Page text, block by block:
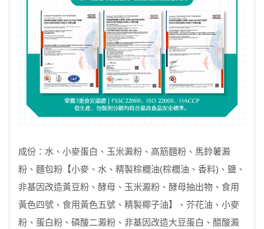
成份：水、小麥蛋白、玉米澱粉、高筋麵粉、馬鈴薯澱
粉、麵包粉【小麥、水、精製棕櫚油(棕櫚油、香料)、鹽、
非基因改造黃豆粉、酵母、玉米澱粉、酵母抽出物、食用
黃色四號、食用黃色五號、精製椰子油】、芥花油、小麥
粉、蛋白粉、磷酸二澱粉、非基因改造大豆蛋白、醋酸澱